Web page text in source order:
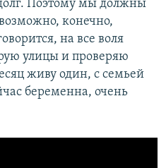
Поэтому мы должны
конечно,
на все воля
улицы и проверяю
живу один, с семьей
беременна, очень